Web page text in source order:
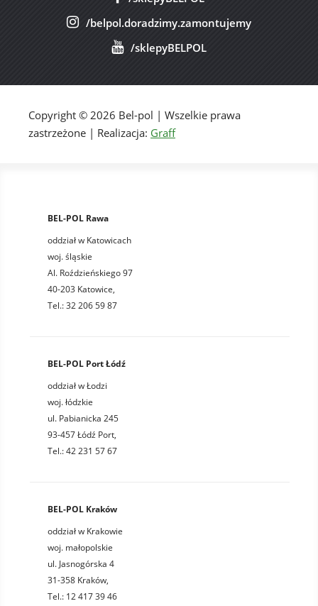
/belpol.doradzimy.zamontujemy
/sklepyBELPOL
Copyright © 2026 Bel-pol | Wszelkie prawa
zastrzeżone | Realizacja: Graff
BEL-POL Rawa
oddział w Katowicach
woj. śląskie
Al. Roździeńskiego 97
40-203 Katowice,
Tel.: 32 206 59 87
BEL-POL Port Łódź
oddział w Łodzi
woj. łódzkie
ul. Pabianicka 245
93-457 Łódź Port,
Tel.: 42 231 57 67
BEL-POL Kraków
oddział w Krakowie
woj. małopolskie
ul. Jasnogórska 4
31-358 Kraków,
Tel.: 12 417 39 46